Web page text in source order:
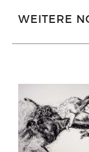
WEITERE